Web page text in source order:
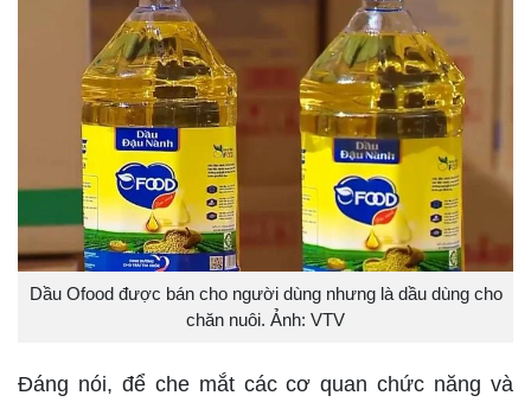
Dầu Ofood được bán cho người dùng nhưng là dầu dùng cho
chăn nuôi. Ảnh: VTV
Đáng nói, để che mắt các cơ quan chức năng và